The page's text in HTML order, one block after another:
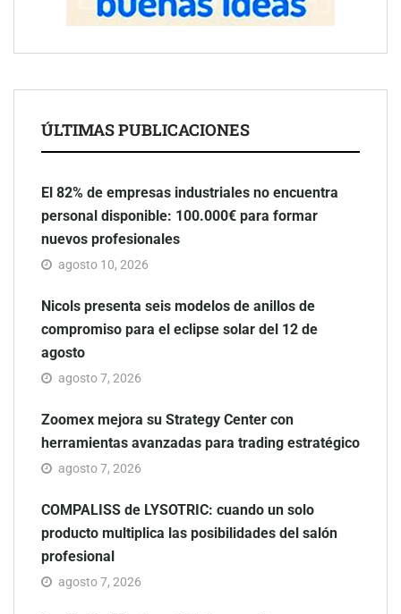
ÚLTIMAS PUBLICACIONES
El 82% de empresas industriales no encuentra
personal disponible: 100.000€ para formar
nuevos profesionales
agosto 10, 2026
Nicols presenta seis modelos de anillos de
compromiso para el eclipse solar del 12 de
agosto
agosto 7, 2026
Zoomex mejora su Strategy Center con
herramientas avanzadas para trading estratégico
agosto 7, 2026
COMPALISS de LYSOTRIC: cuando un solo
producto multiplica las posibilidades del salón
profesional
agosto 7, 2026